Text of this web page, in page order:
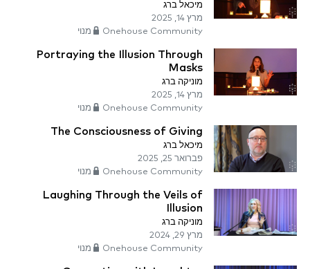
מיכאל ברג
מרץ 14, 2025
Onehouse Community מנוי
Portraying the Illusion Through
Masks
מוניקה ברג
מרץ 14, 2025
Onehouse Community מנוי
The Consciousness of Giving
מיכאל ברג
פברואר 25, 2025
Onehouse Community מנוי
Laughing Through the Veils of
Illusion
מוניקה ברג
מרץ 29, 2024
Onehouse Community מנוי